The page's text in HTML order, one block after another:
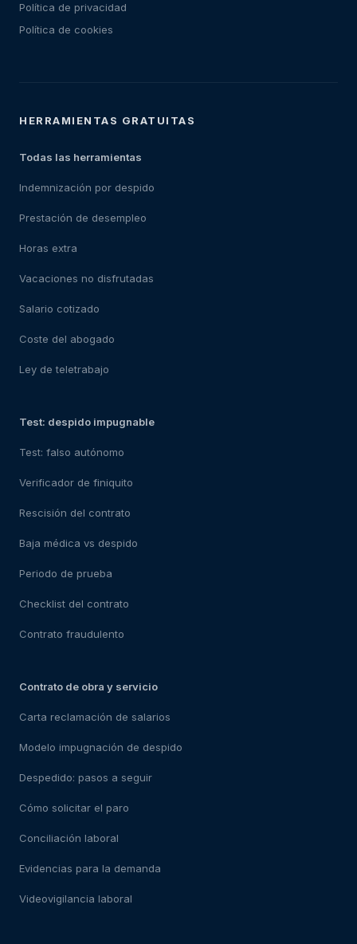
Política de privacidad
Política de cookies
HERRAMIENTAS GRATUITAS
Todas las herramientas
Indemnización por despido
Prestación de desempleo
Horas extra
Vacaciones no disfrutadas
Salario cotizado
Coste del abogado
Ley de teletrabajo
Test: despido impugnable
Test: falso autónomo
Verificador de finiquito
Rescisión del contrato
Baja médica vs despido
Periodo de prueba
Checklist del contrato
Contrato fraudulento
Contrato de obra y servicio
Carta reclamación de salarios
Modelo impugnación de despido
Despedido: pasos a seguir
Cómo solicitar el paro
Conciliación laboral
Evidencias para la demanda
Videovigilancia laboral